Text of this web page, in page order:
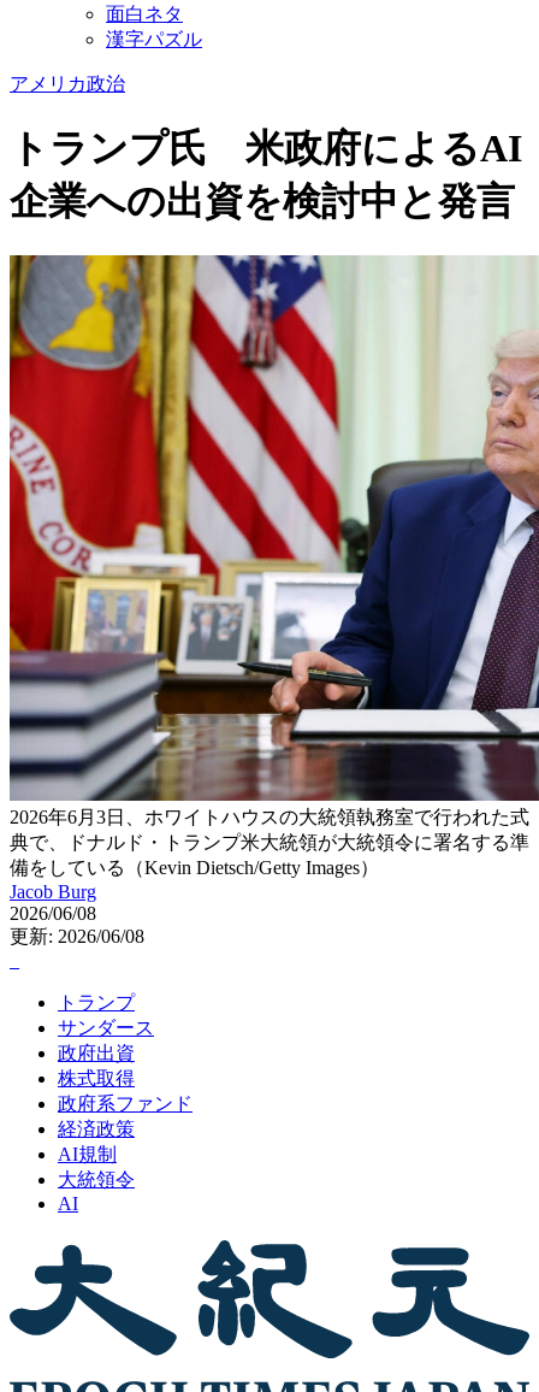
面白ネタ
漢字パズル
アメリカ政治
トランプ氏 米政府によるAI
企業への出資を検討中と発言
2026年6月3日、ホワイトハウスの大統領執務室で行われた式
典で、ドナルド・トランプ米大統領が大統領令に署名する準
備をしている（Kevin Dietsch/Getty Images）
Jacob Burg
2026/06/08
更新: 2026/06/08
トランプ
サンダース
政府出資
株式取得
政府系ファンド
経済政策
AI規制
大統領令
AI